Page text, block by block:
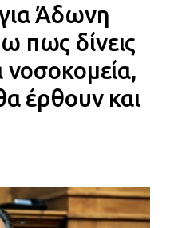
έσπασε
μέσα σε μαγαζί
μια νέα, σύγχρονη
χαρά
απάτες με λεία
Άδωνη
πως δίνεις
νοσοκομεία,
έρθουν και